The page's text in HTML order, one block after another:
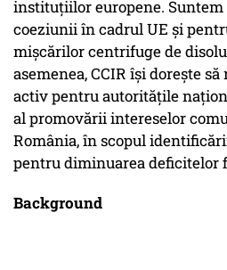
instituțiilor europene.
coeziunii în cadrul UE și
mișcărilor centrifuge de
asemenea, CCIR își dorește
activ pentru autoritățile
al promovării intereselor
România, în scopul
pentru diminuarea deficitelor
Background